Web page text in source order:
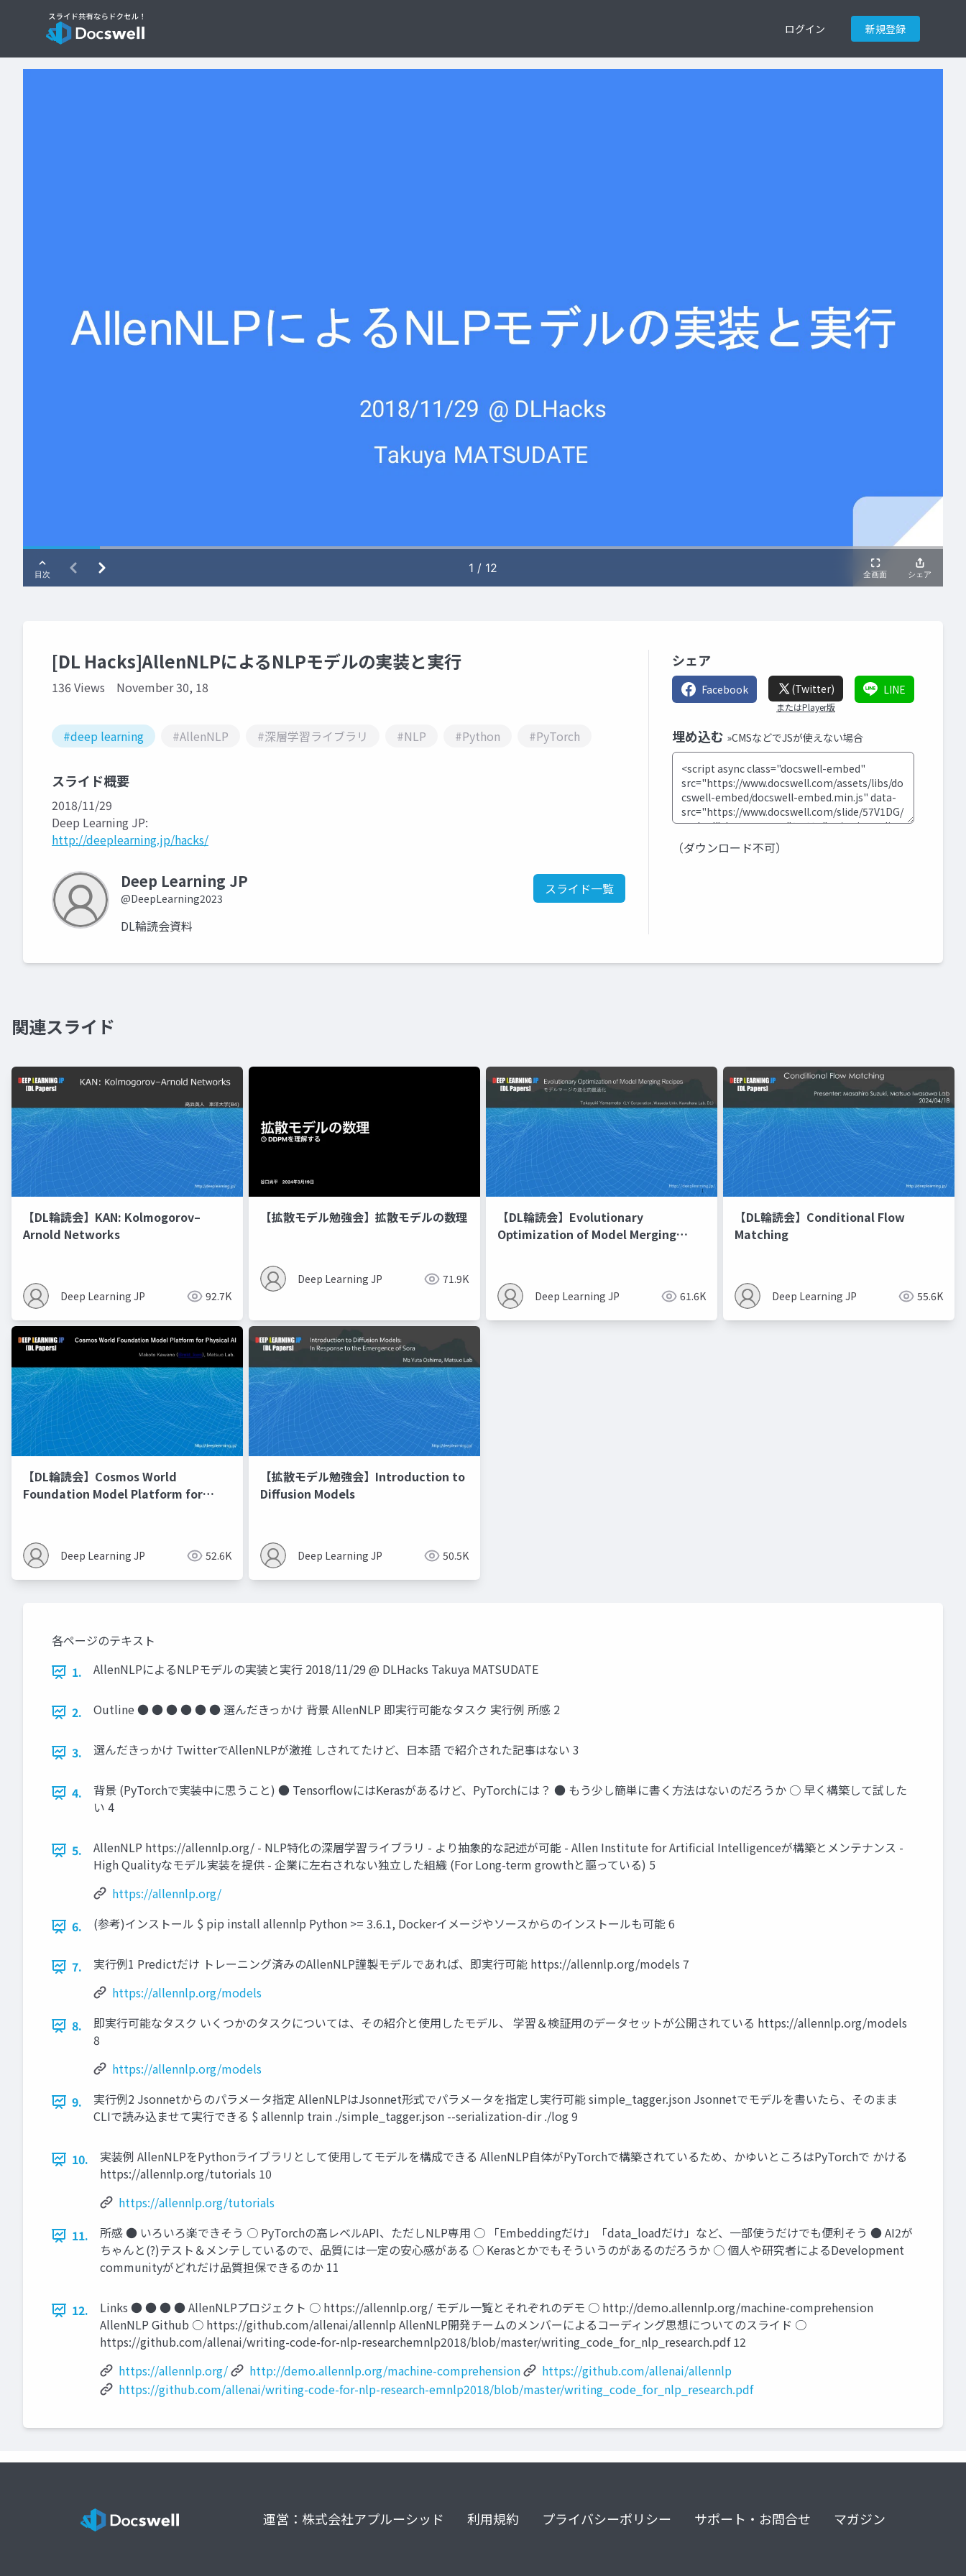
ログイン 新規登録
[DL Hacks]AllenNLPによるNLPモデルの実装と実行
136 Views November 30, 18
#deep learning #AllenNLP #深層学習ライブラリ #NLP #Python #PyTorch
スライド概要
2018/11/29
Deep Learning JP:
http://deeplearning.jp/hacks/
Deep Learning JP
@DeepLearning2023
スライド一覧
DL輪読会資料
シェア
Facebook (Twitter)
またはPlayer版
LINE
埋め込む »CMSなどでJSが使えない場合
（ダウンロード不可）
関連スライド
【DL輪読会】KAN: Kolmogorov–
Arnold Networks
Deep Learning JP 92.7K
【拡散モデル勉強会】拡散モデルの数理
Deep Learning JP 71.9K
【DL輪読会】Evolutionary
Optimization of Model Merging
Deep Learning JP 61.6K
【DL輪読会】Conditional Flow
Matching
Deep Learning JP 55.6K
【DL輪読会】Cosmos World
Foundation Model Platform for
Deep Learning JP 52.6K
【拡散モデル勉強会】Introduction to
Diffusion Models
Deep Learning JP 50.5K
各ページのテキスト
1.
AllenNLPによるNLPモデルの実装と実行 2018/11/29 @ DLHacks Takuya MATSUDATE
2. Outline ● ● ● ● ● ● 選んだきっかけ 背景 AllenNLP 即実行可能なタスク 実行例 所感 2
3. 選んだきっかけ TwitterでAllenNLPが激推 しされてたけど、日本語 で紹介された記事はない 3
4.
背景 (PyTorchで実装中に思うこと) ● TensorflowにはKerasがあるけど、PyTorchには？ ● もう少し簡単に書く方法はないのだろうか ○ 早く構築して試した
い 4
5.
AllenNLP https://allennlp.org/ - NLP特化の深層学習ライブラリ - より抽象的な記述が可能 - Allen Institute for Artificial Intelligenceが構築とメンテナンス -
High Qualityなモデル実装を提供 - 企業に左右されない独立した組織 (For Long-term growthと謳っている) 5
https://allennlp.org/
6.
(参考)インストール $ pip install allennlp Python >= 3.6.1, Dockerイメージやソースからのインストールも可能 6
7.
実行例1 Predictだけ トレーニング済みのAllenNLP謹製モデルであれば、即実行可能 https://allennlp.org/models 7
https://allennlp.org/models
8.
即実行可能なタスク いくつかのタスクについては、その紹介と使用したモデル、 学習＆検証用のデータセットが公開されている https://allennlp.org/models
8
https://allennlp.org/models
9.
実行例2 Jsonnetからのパラメータ指定 AllenNLPはJsonnet形式でパラメータを指定し実行可能 simple_tagger.json Jsonnetでモデルを書いたら、そのまま
CLIで読み込ませて実行できる $ allennlp train ./simple_tagger.json --serialization-dir ./log 9
10.
実装例 AllenNLPをPythonライブラリとして使用してモデルを構成できる AllenNLP自体がPyTorchで構築されているため、かゆいところはPyTorchで かける
https://allennlp.org/tutorials 10
https://allennlp.org/tutorials
11.
所感 ● いろいろ楽できそう ○ PyTorchの高レベルAPI、ただしNLP専用 ○ 「Embeddingだけ」「data_loadだけ」など、一部使うだけでも便利そう ● AI2が
ちゃんと(?)テスト＆メンテしているので、品質には一定の安心感がある ○ Kerasとかでもそういうのがあるのだろうか ○ 個人や研究者によるDevelopment
communityがどれだけ品質担保できるのか 11
12.
Links ● ● ● ● AllenNLPプロジェクト ○ https://allennlp.org/ モデル一覧とそれぞれのデモ ○ http://demo.allennlp.org/machine-comprehension
AllenNLP Github ○ https://github.com/allenai/allennlp AllenNLP開発チームのメンバーによるコーディング思想についてのスライド ○
https://github.com/allenai/writing-code-for-nlp-researchemnlp2018/blob/master/writing_code_for_nlp_research.pdf 12
https://allennlp.org/
http://demo.allennlp.org/machine-comprehension
https://github.com/allenai/allennlp
https://github.com/allenai/writing-code-for-nlp-research-emnlp2018/blob/master/writing_code_for_nlp_research.pdf
運営：株式会社アプルーシッド 利用規約 プライバシーポリシー サポート・お問合せ マガジン